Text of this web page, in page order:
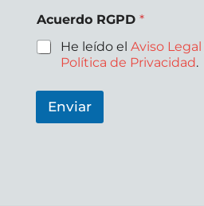
Acuerdo RGPD *
He leído el Aviso Legal
Política de Privacidad.
Enviar